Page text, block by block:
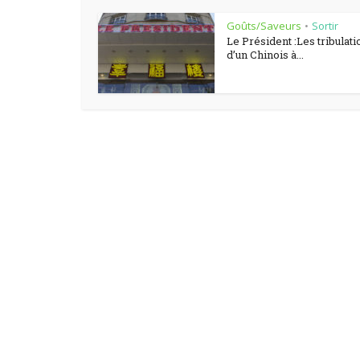
Goûts/Saveurs • Sortir
Le Président :Les
d’un Chinois à...